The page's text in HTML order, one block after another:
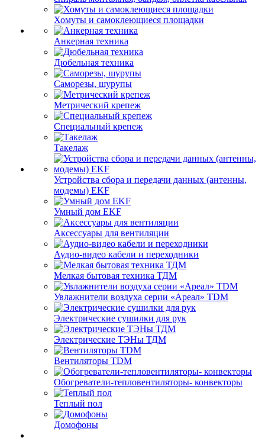
Хомуты и самоклеющиеся площадки
Анкерная техника
Дюбельная техника
Саморезы, шурупы
Метрический крепеж
Специальный крепеж
Такелаж
Устройства сбора и передачи данных (антенны,
модемы) EKF
Умный дом EKF
Аксессуары для вентиляции
Аудио-видео кабели и переходники
Мелкая бытовая техника ТДМ
Увлажнители воздуха серии «Ареал» TDM
Электрические сушилки для рук
Электрические ТЭНы ТДМ
Вентиляторы TDM
Обогреватели-тепловентиляторы- конвекторы
Теплый пол
Домофоны